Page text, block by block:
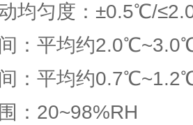
均匀度：±0.5℃/
：平均约
：平均约
：20~98%RH